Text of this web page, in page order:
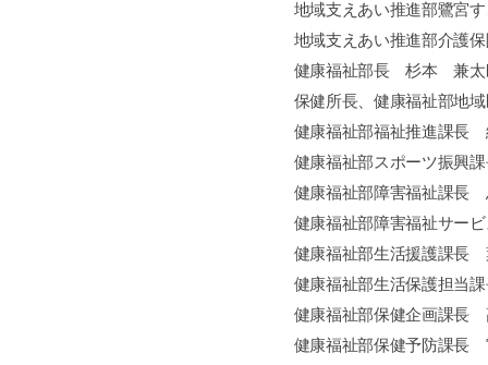
地域支えあい推進部鷺宮
地域支えあい推進部介護
健康福祉部長 杉本 兼太
保健所長、健康福祉部地
健康福祉部福祉推進課
健康福祉部スポーツ振興
健康福祉部障害福祉課
健康福祉部障害福祉サー
健康福祉部生活援護課
健康福祉部生活保護担当
健康福祉部保健企画課
健康福祉部保健予防課